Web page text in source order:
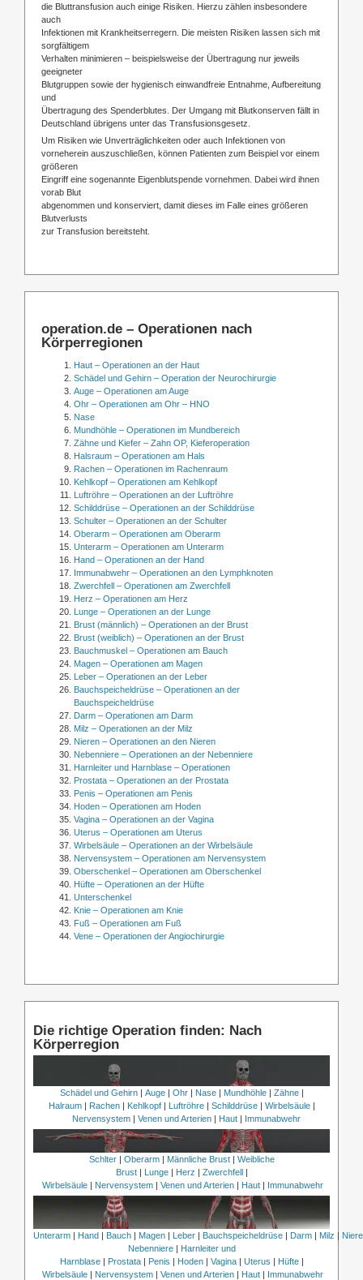
die Bluttransfusion auch einige Risiken. Hierzu zählen insbesondere
auch
Infektionen mit Krankheitserregern. Die meisten Risiken lassen sich mit
sorgfältigem
Verhalten minimieren – beispielsweise der Übertragung nur jeweils
geeigneter
Blutgruppen sowie der hygienisch einwandfreie Entnahme, Aufbereitung
und
Übertragung des Spenderblutes. Der Umgang mit Blutkonserven fällt in
Deutschland übrigens unter das Transfusionsgesetz.
Um Risiken wie Unverträglichkeiten oder auch Infektionen von
vorneherein auszuschließen, können Patienten zum Beispiel vor einem
größeren
Eingriff eine sogenannte Eigenblutspende vornehmen. Dabei wird ihnen
vorab Blut
abgenommen und konserviert, damit dieses im Falle eines größeren
Blutverlusts
zur Transfusion bereitsteht.
operation.de – Operationen nach
Körperregionen
Haut – Operationen an der Haut
Schädel und Gehirn – Operation der Neurochirurgie
Auge – Operationen am Auge
Ohr – Operationen am Ohr – HNO
Nase
Mundhöhle – Operationen im Mundbereich
Zähne und Kiefer – Zahn OP, Kieferoperation
Halsraum – Operationen am Hals
Rachen – Operationen im Rachenraum
Kehlkopf – Operationen am Kehlkopf
Luftröhre – Operationen an der Luftröhre
Schilddrüse – Operationen an der Schilddrüse
Schulter – Operationen an der Schulter
Oberarm – Operationen am Oberarm
Unterarm – Operationen am Unterarm
Hand – Operationen an der Hand
Immunabwehr – Operationen an den Lymphknoten
Zwerchfell – Operationen am Zwerchfell
Herz – Operationen am Herz
Lunge – Operationen an der Lunge
Brust (männlich) – Operationen an der Brust
Brust (weiblich) – Operationen an der Brust
Bauchmuskel – Operationen am Bauch
Magen – Operationen am Magen
Leber – Operationen an der Leber
Bauchspeicheldrüse – Operationen an der
Bauchspeicheldrüse
Darm – Operationen am Darm
Milz – Operationen an der Milz
Nieren – Operationen an den Nieren
Nebenniere – Operationen an der Nebenniere
Harnleiter und Harnblase – Operationen
Prostata – Operationen an der Prostata
Penis – Operationen am Penis
Hoden – Operationen am Hoden
Vagina – Operationen an der Vagina
Uterus – Operationen am Uterus
Wirbelsäule – Operationen an der Wirbelsäule
Nervensystem – Operationen am Nervensystem
Oberschenkel – Operationen am Oberschenkel
Hüfte – Operationen an der Hüfte
Unterschenkel
Knie – Operationen am Knie
Fuß – Operationen am Fuß
Vene – Operationen der Angiochirurgie
Die richtige Operation finden: Nach
Körperregion
Schädel und Gehirn| Auge| Ohr| Nase| Mundhöhle| Zähne|
Halraum| Rachen| Kehlkopf| Luftröhre| Schilddrüse| Wirbelsäule|
Nervensystem | Venen und Arterien | Haut | Immunabwehr
Schlter| Oberarm| Männliche Brust| Weibliche
Brust| Lunge| Herz | Zwerchfell|
Wirbelsäule | Nervensystem | Venen und Arterien | Haut | Immunabwehr
Unterarm| Hand| Bauch| Magen| Leber| Bauchspeicheldrüse| Darm| Milz |
Nebenniere| Harnleiter und
Harnblase| Prostata| Penis | Hoden| Vagina| Uterus | Hüfte|
Wirbelsäule | Nervensystem | Venen und Arterien | Haut | Immunabwehr